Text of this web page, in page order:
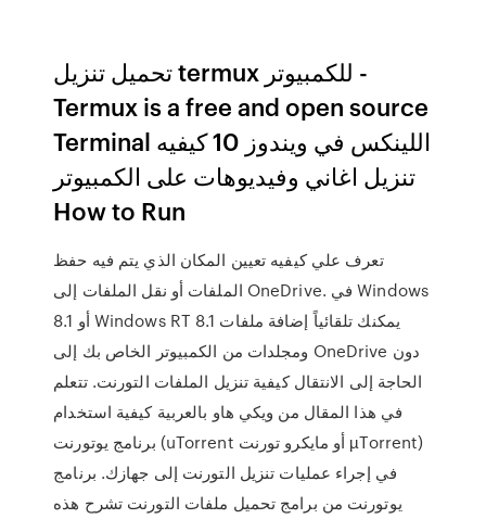
تحميل تنزيل termux للكمبيوتر -
Termux is a free and open source
Terminal اللينكس في ويندوز 10 كيفيه
تنزيل اغاني وفيديوهات على الكمبيوتر
How to Run
تعرف علي كيفيه تعيين المكان الذي يتم فيه حفظ
الملفات أو نقل الملفات إلى OneDrive. في Windows
8.1 أو Windows RT 8.1 يمكنك تلقائياً إضافة ملفات
ومجلدات من الكمبيوتر الخاص بك إلى OneDrive دون
الحاجة إلى الانتقال كيفية تنزيل الملفات التورنت. تتعلم
في هذا المقال من ويكي هاو بالعربية كيفية استخدام
برنامج يوتورنت (uTorrent أو مايكرو تورنت µTorrent)
في إجراء عمليات تنزيل التورنت إلى جهازك. برنامج
يوتورنت من برامج تحميل ملفات التورنت تشرح هذه